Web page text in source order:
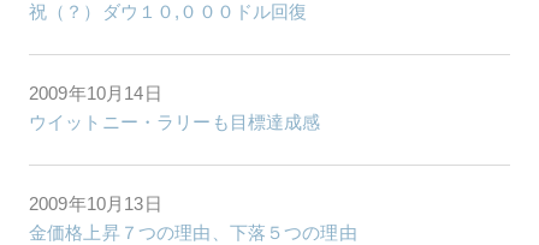
祝（？）ダウ１０,０００ドル回復
2009年10月14日
ウイットニー・ラリーも目標達成感
2009年10月13日
金価格上昇７つの理由、下落５つの理由